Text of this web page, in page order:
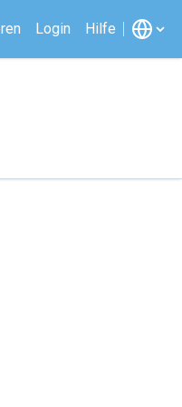
Login Hilfe